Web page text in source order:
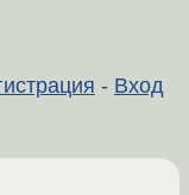
- Вход